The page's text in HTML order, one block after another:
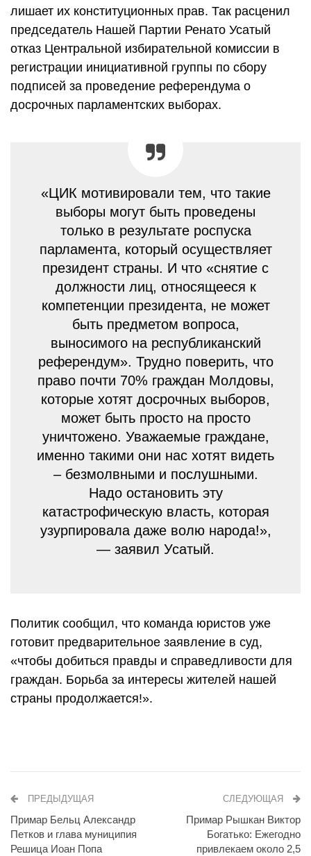
лишает их конституционных прав. Так расценил
председатель Нашей Партии Ренато Усатый
отказ Центральной избирательной комиссии в
регистрации инициативной группы по сбору
подписей за проведение референдума о
досрочных парламентских выборах.
«ЦИК мотивировали тем, что такие
выборы могут быть проведены
только в результате роспуска
парламента, который осуществляет
президент страны. И что «снятие с
должности лиц, относящееся к
компетенции президента, не может
быть предметом вопроса,
выносимого на республиканский
референдум». Трудно поверить, что
право почти 70% граждан Молдовы,
которые хотят досрочных выборов,
может быть просто на просто
уничтожено. Уважаемые граждане,
именно такими они нас хотят видеть
– безмолвными и послушными.
Надо остановить эту
катастрофическую власть, которая
узурпировала даже волю народа!»,
— заявил Усатый.
Политик сообщил, что команда юристов уже
готовит предварительное заявление в суд,
«чтобы добиться правды и справедливости для
граждан. Борьба за интересы жителей нашей
страны продолжается!».
ПРЕДЫДУЩАЯ
Примар Бельц Александр
Петков и глава муниципия
Решица Иоан Попа
СЛЕДУЮЩАЯ
Примар Рышкан Виктор
Богатько: Ежегодно
привлекаем около 2,5